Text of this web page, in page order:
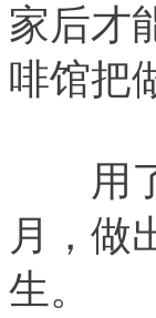
家后才
啡馆把
用了4
月，做
生。